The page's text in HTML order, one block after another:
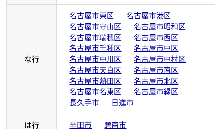
な行
名古屋市東区
名古屋市港区
名古屋市守山区
名古屋市昭和区
名古屋市瑞穂区
名古屋市西区
名古屋市千種区
名古屋市中区
名古屋市中川区
名古屋市中村区
名古屋市天白区
名古屋市南区
名古屋市熱田区
名古屋市北区
名古屋市名東区
名古屋市緑区
長久手市
日進市
は行 半田市 碧南市